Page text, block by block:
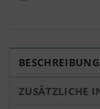
BESCHREIBUNG
ZUSÄTZLICHE